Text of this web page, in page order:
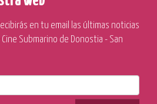
en tu email las últimas noticias
Submarino de Donostia - San